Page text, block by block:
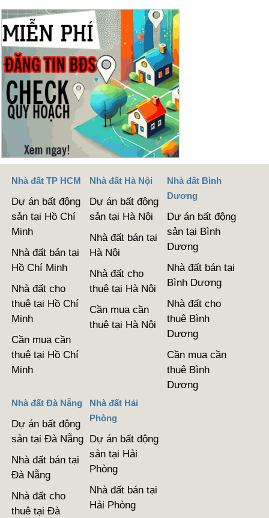
Nhà đất TP HCM
Dự án bất động
sản tại Hồ Chí
Minh
Nhà đất bán tại
Hồ Chí Minh
Nhà đất cho
thuê tại Hồ Chí
Minh
Cần mua cần
thuê tại Hồ Chí
Minh
Nhà đất Hà Nội
Dự án bất động
sản tại Hà Nội
Nhà đất bán tại
Hà Nội
Nhà đất cho
thuê tại Hà Nội
Cần mua cần
thuê tại Hà Nội
Nhà đất Bình
Dương
Dự án bất động
sản tại Bình
Dương
Nhà đất bán tại
Bình Dương
Nhà đất cho
thuê Bình
Dương
Cần mua cần
thuê Bình
Dương
Nhà đất Đà Nẵng
Dự án bất động
sản tại Đà Nẵng
Nhà đất bán tại
Đà Nẵng
Nhà đất cho
thuê tại Đà
Nhà đất Hải
Phòng
Dự án bất động
sản tại Hải
Phòng
Nhà đất bán tại
Hải Phòng